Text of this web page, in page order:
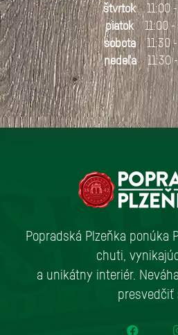
štvrtok 11:00
piatok 11:00
sobota 11:30
nedeľa 11:30
Popradská Plzeňka ponúka
chuti,
a unikátny interiér.
presvedčiť